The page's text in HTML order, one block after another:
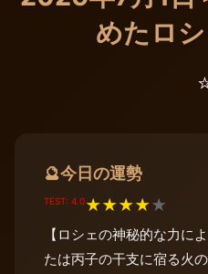
めたロ
🔮今日の運勢
TEST: 4.0★★★★★
【ロシェの神秘的な力に
たは丙子の干支に宿る火